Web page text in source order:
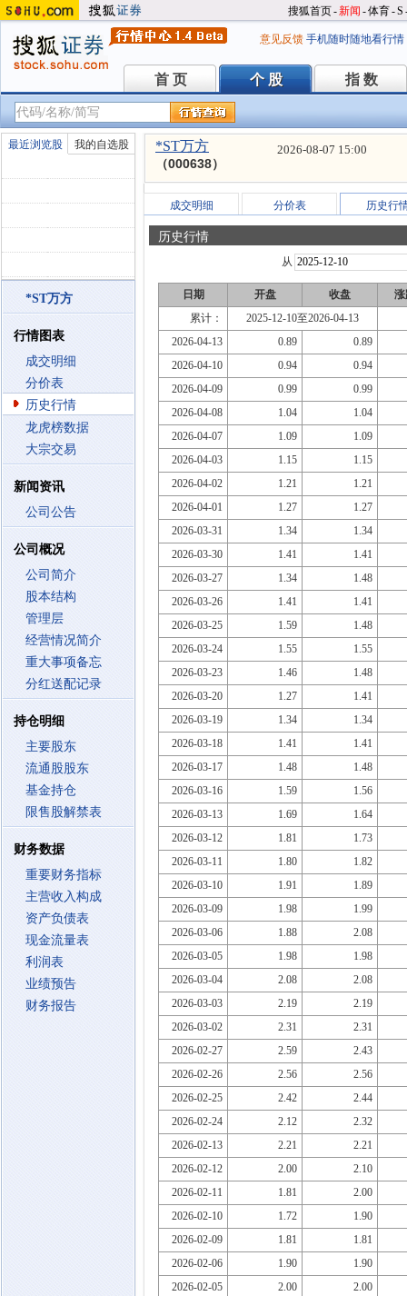
搜狐首页-新闻 -体育-S
意见反馈 手机随时随地看行情
首 页
首 页 个 股
个 股 指 数
指 数
最近浏览股 我的自选股
*ST万方
行情图表
成交明细
分价表
历史行情
龙虎榜数据
大宗交易
新闻资讯
公司公告
公司概况
公司简介
股本结构
管理层
经营情况简介
重大事项备忘
分红送配记录
持仓明细
主要股东
流通股股东
基金持仓
限售股解禁表
财务数据
重要财务指标
主营收入构成
资产负债表
现金流量表
利润表
业绩预告
财务报告
*ST万方
（000638）
2026-08-07 15:00
成交明细 分价表 历史行
历史行情
从
日期 开盘 收盘
涨
累计：
2025-12-10至2026-04-13
2026-04-13
0.89
0.89
2026-04-10
0.94
0.94
2026-04-09
0.99
0.99
2026-04-08
1.04
1.04
2026-04-07
1.09
1.09
2026-04-03
1.15
1.15
2026-04-02
1.21
1.21
2026-04-01
1.27
1.27
2026-03-31
1.34
1.34
2026-03-30
1.41
1.41
2026-03-27
1.34
1.48
2026-03-26
1.41
1.41
2026-03-25
1.59
1.48
2026-03-24
1.55
1.55
2026-03-23
1.46
1.48
2026-03-20
1.27
1.41
2026-03-19
1.34
1.34
2026-03-18
1.41
1.41
2026-03-17
1.48
1.48
2026-03-16
1.59
1.56
2026-03-13
1.69
1.64
2026-03-12
1.81
1.73
2026-03-11
1.80
1.82
2026-03-10
1.91
1.89
2026-03-09
1.98
1.99
2026-03-06
1.88
2.08
2026-03-05
1.98
1.98
2026-03-04
2.08
2.08
2026-03-03
2.19
2.19
2026-03-02
2.31
2.31
2026-02-27
2.59
2.43
2026-02-26
2.56
2.56
2026-02-25
2.42
2.44
2026-02-24
2.12
2.32
2026-02-13
2.21
2.21
2026-02-12
2.00
2.10
2026-02-11
1.81
2.00
2026-02-10
1.72
1.90
2026-02-09
1.81
1.81
2026-02-06
1.90
1.90
2026-02-05
2.00
2.00